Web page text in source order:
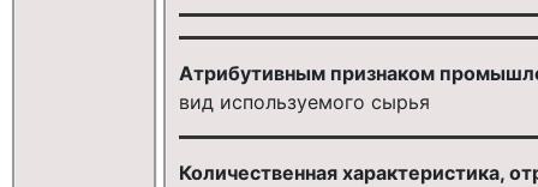
Атрибутивным признаком
вид используемого сырья
Количественная характеристика,